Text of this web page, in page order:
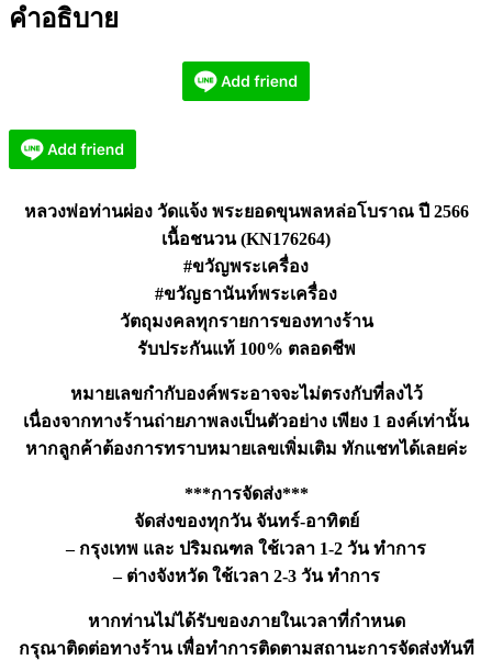
พระ
โบราณ
ปี
(KN176264)
คำอธิบาย
หลวงพ่อท่านผ่อง วัดแจ้ง พระยอดขุนพลหล่อโบราณ ปี 2566
เนื้อชนวน (KN176264)
#ขวัญพระเครื่อง
#ขวัญธานันท์พระเครื่อง
วัตถุมงคลทุกรายการของทางร้าน
รับประกันแท้ 100% ตลอดชีพ
หมายเลขกำกับองค์พระอาจจะไม่ตรงกับที่ลงไว้
เนื่องจากทางร้านถ่ายภาพลงเป็นตัวอย่าง เพียง 1 องค์เท่านั้น
หากลูกค้าต้องการทราบหมายเลขเพิ่มเติม ทักแชทได้เลยค่ะ
***การจัดส่ง***
จัดส่งของทุกวัน จันทร์-อาทิตย์
– กรุงเทพ และ ปริมณฑล ใช้เวลา 1-2 วัน ทำการ
– ต่างจังหวัด ใช้เวลา 2-3 วัน ทำการ
หากท่านไม่ได้รับของภายในเวลาที่กำหนด
กรุณาติดต่อทางร้าน เพื่อทำการติดตามสถานะการจัดส่งทันที